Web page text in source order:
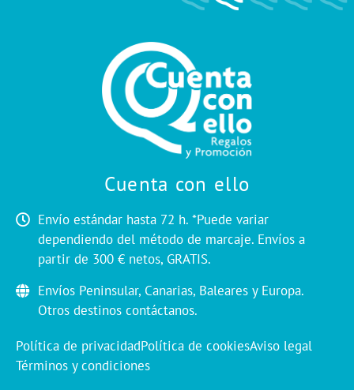
Cuenta con ello
Envío estándar hasta 72 h. *Puede variar
dependiendo del método de marcaje. Envíos a
partir de 300 € netos, GRATIS.
Envíos Peninsular, Canarias, Baleares y Europa.
Otros destinos contáctanos.
Política de privacidadPolítica de cookiesAviso legal
Términos y condiciones